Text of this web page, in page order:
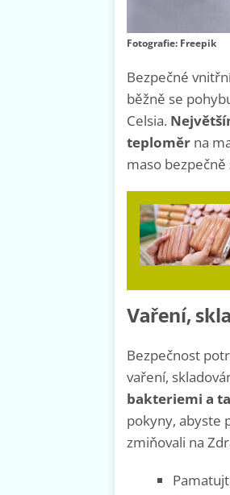
Fotografie: Freepik
Bezpečné
běžně se
Celsia.
teploměr na
maso bezpečně
Vaření,
Bezpečnost
vaření,
bakteriemi a
pokyny, abyste
zmiňovali na